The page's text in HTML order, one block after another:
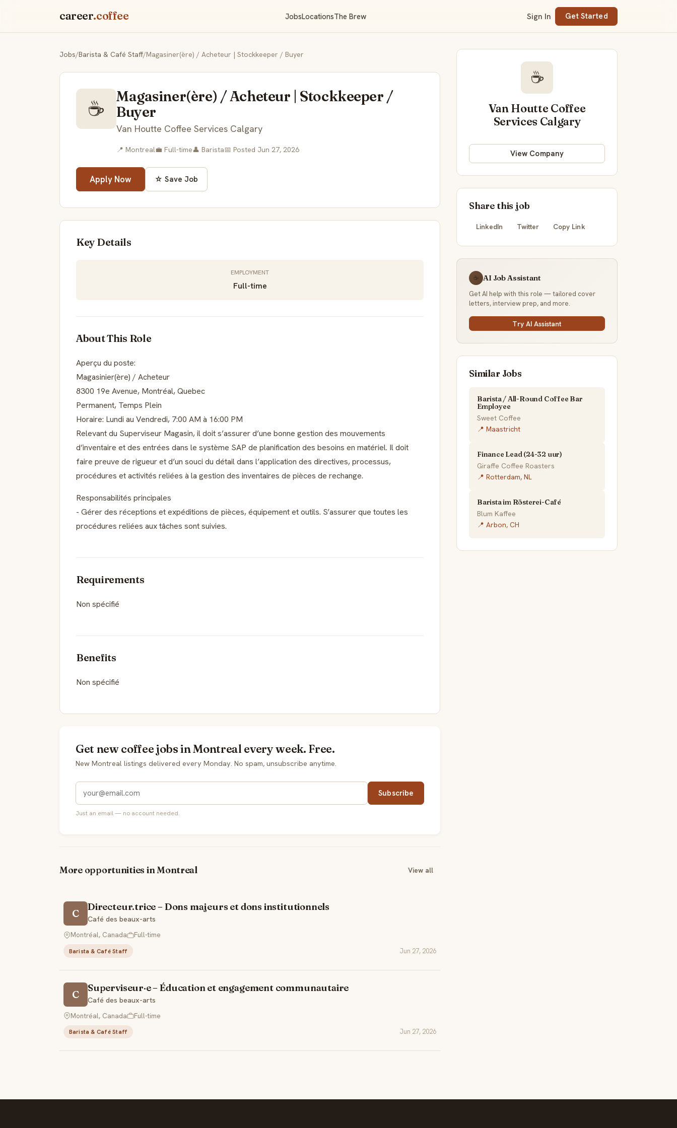
career.coffee JobsLocationsThe Brew Sign In Get Started
Jobs/Barista & Café Staff/Magasiner(ère) / Acheteur | Stockkeeper / Buyer
☕
Magasiner(ère) / Acheteur | Stockkeeper /
Buyer
Van Houtte Coffee Services Calgary
📍 Montreal💼 Full-time👤 Barista📅 Posted Jun 27, 2026
Apply Now ☆ Save Job
Key Details
EMPLOYMENT
Full-time
About This Role
Aperçu du poste:
Magasinier(ère) / Acheteur
8300 19e Avenue, Montréal, Quebec
Permanent, Temps Plein
Horaire: Lundi au Vendredi, 7:00 AM à 16:00 PM
Relevant du Superviseur Magasin, il doit s’assurer d’une bonne gestion des mouvements
d’inventaire et des entrées dans le système SAP de planification des besoins en matériel. Il doit
faire preuve de rigueur et d’un souci du détail dans l’application des directives, processus,
procédures et activités reliées à la gestion des inventaires de pièces de rechange.
Responsabilités principales
- Gérer des réceptions et expéditions de pièces, équipement et outils. S’assurer que toutes les
procédures reliées aux tâches sont suivies.
Requirements
Non spécifié
Benefits
Non spécifié
Get new coffee jobs in Montreal every week. Free.
New Montreal listings delivered every Monday. No spam, unsubscribe anytime.
Subscribe
Just an email — no account needed.
More opportunities in Montreal View all
C
Directeur.trice – Dons majeurs et dons institutionnels
Café des beaux-arts
Montréal, Canada
Full-time
Barista & Café Staff Jun 27, 2026
C
Superviseur·e – Éducation et engagement communautaire
Café des beaux-arts
Montréal, Canada
Full-time
Barista & Café Staff Jun 27, 2026
☕
Van Houtte Coffee
Services Calgary
View Company
Share this job
LinkedIn Twitter Copy Link
☕ AI Job Assistant
Get AI help with this role — tailored cover
letters, interview prep, and more.
Try AI Assistant
Similar Jobs
Barista / All-Round Coffee Bar
Employee
Sweet Coffee
📍 Maastricht
Finance Lead (24-32 uur)
Giraffe Coffee Roasters
📍 Rotterdam, NL
Barista im Rösterei-Café
Blum Kaffee
📍 Arbon, CH